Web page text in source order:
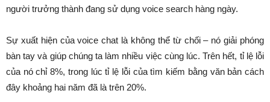
người trưởng thành đang sử dụng voice search hàng ngày.
Sự xuất hiện của voice chat là không thể từ chối – nó giải phóng
bàn tay và giúp chúng ta làm nhiều việc cùng lúc. Trên hết, tỉ lệ lỗi
của nó chỉ 8%, trong lúc tỉ lệ lỗi của tìm kiếm bằng văn bản cách
đây khoảng hai năm đã là trên 20%.